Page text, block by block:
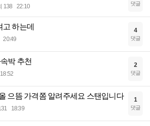
138 22:10 댓글
하는데
20:49
4
댓글
박 추천
18:52
2
댓글
으뜸 가격쫌 알려주세요 스탠입니다
18:39
1
댓글